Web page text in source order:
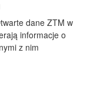
dane ZTM w
informacje o
z nim